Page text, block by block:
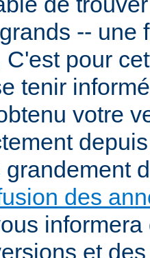
-- une
pour
tenir
votre
des
et